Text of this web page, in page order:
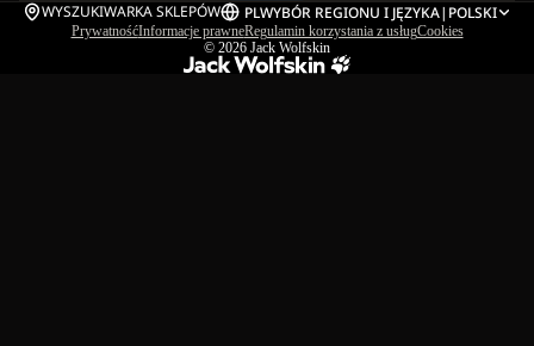
WYSZUKIWARKA SKLEPÓW PLWYBÓR REGIONU I JĘZYKA| POLSKI
PrywatnośćInformacje prawneRegulamin korzystania z usługCookies
© 2026 Jack Wolfskin